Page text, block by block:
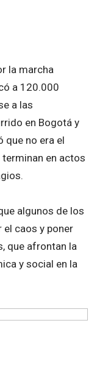
la marcha
a 120.000
a las
en Bogotá y
que no era el
en actos
algunos de los
el caos y poner
que afrontan la
y social en la